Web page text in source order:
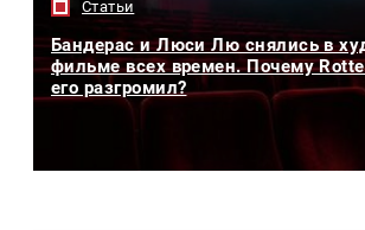
Статьи
Бандерас и Люси Лю снялись в
фильме всех времен. Почему
его разгромил?